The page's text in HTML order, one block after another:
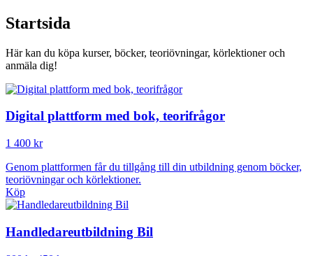
Startsida
Här kan du köpa kurser, böcker, teoriövningar, körlektioner och
anmäla dig!
Digital plattform med bok, teorifrågor
1 400 kr
Genom plattformen får du tillgång till din utbildning genom böcker,
teoriövningar och körlektioner.
Köp
Handledareutbildning Bil